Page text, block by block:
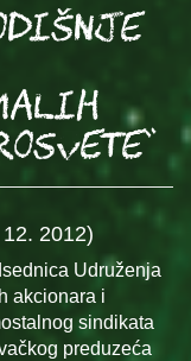
12. 2012)
Udruženja
akcionara i
sindikata
preduzeća